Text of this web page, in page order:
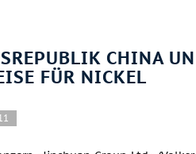
CHINA
FÜR NICKEL